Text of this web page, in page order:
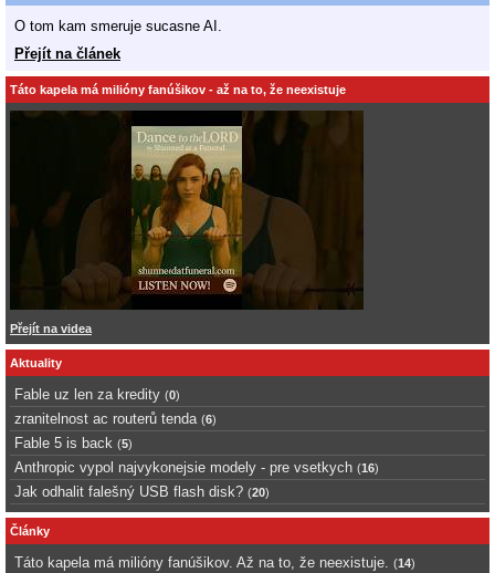
O tom kam smeruje sucasne AI.
Přejít na článek
Táto kapela má milióny fanúšikov - až na to, že neexistuje
Přejít na videa
Aktuality
Fable uz len za kredity (0)
zranitelnost ac routerů tenda (6)
Fable 5 is back (5)
Anthropic vypol najvykonejsie modely - pre vsetkych (16)
Jak odhalit falešný USB flash disk? (20)
Články
Táto kapela má milióny fanúšikov. Až na to, že neexistuje. (14)